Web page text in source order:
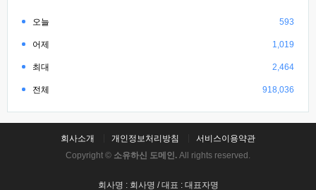
오늘 593
어제 1,019
최대 2,464
전체 918,036
회사소개 개인정보처리방침
서비스이용약관
Copyright © 소유하신 도메인. All rights reserved.
회사명 : 회사명 / 대표 : 대표자명